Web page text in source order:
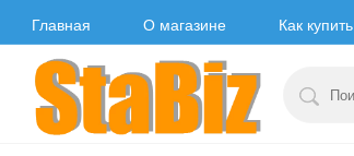
Главная О магазине Как купить